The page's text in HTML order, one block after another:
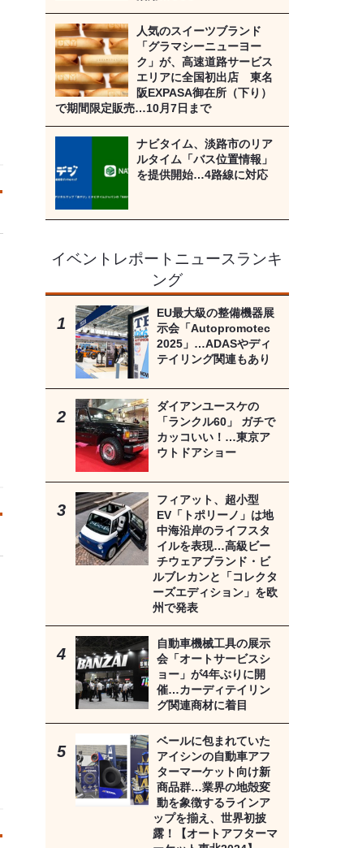
人気のスイーツブランド
「グラマシーニューヨー
ク」が、高速道路サービス
エリアに全国初出店 東名
阪EXPASA御在所（下り）
で期間限定販売…10月7日まで
ナビタイム、淡路市のリア
ルタイム「バス位置情報」
を提供開始…4路線に対応
イベントレポートニュースランキ
ング
EU最大級の整備機器展
示会「Autopromotec
2025」…ADASやディ
テイリング関連もあり
ダイアンユースケの
「ランクル60」 ガチで
カッコいい！…東京ア
ウトドアショー
フィアット、超小型
EV「トポリーノ」は地
中海沿岸のライフスタ
イルを表現…高級ビー
チウェアブランド・ビ
ルブレカンと「コレクタ
ーズエディション」を欧
州で発表
自動車機械工具の展示
会「オートサービスシ
ョー」が4年ぶりに開
催…カーディテイリン
グ関連商材に着目
ベールに包まれていた
アイシンの自動車アフ
ターマーケット向け新
商品群…業界の地殻変
動を象徴するラインア
ップを揃え、世界初披
露！【オートアフターマ